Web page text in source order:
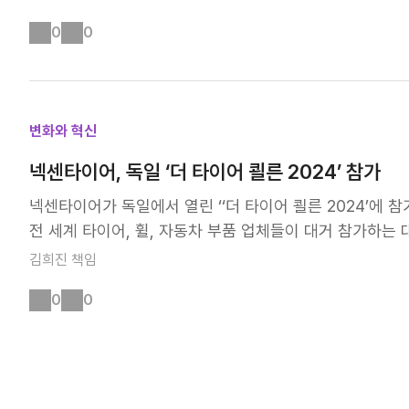
들의 그림으로 꾸며진 작은 갤러리는 모두에게 색다른
센인들에게도 동기부여가 됐을 것 같네요! 잡념은 비우
만, 캔버스에 집중하는 시간 동안은 잠시 일상의 잡념을
됐어요. 그림을 그리는 동안 잡념도 사라지고 릴렉스 했어
대해 주세요💜
직임의 미학'이라는 주제로, 저희 넥센타이어와 디지털
공식 유튜브 채널에서도 감상하실 수 있으니, 꼭 한번 보
입증한 '엔페라 SS01', '엔페라 SW01' 등을 직접 사용하
종대학교 교수님과 협업하여 만든 '엔페라 Sport S'의 증
상을 받은 제품답게, 성능과 디자인 모두 훌륭했습니다.
알 수 있었답니다. VR 기술, 타이어 개발의 효율성을 극
극적으로 활용하고 있는지 보여드릴 수 있었습니다. 저희
간을 절감하고, 글로벌 부서와의 협업 효율성을 높이고
기술뿐만 아니라 AI 기술도 적극적으로 활용하고 있습니
리 잡을 수 있었습니다. 이번 전시는 타이어 디자인과 기
0 0
변화와 혁신
넥센타이어, 독일 ‘더 타이어 쾰른 2024’ 참가
넥센타이어가 독일에서 열린 ‘‘더 타이어 쾰른 2024’에
전 세계 타이어, 휠, 자동차 부품 업체들이 대거 참가하는
로벌 타이어 업체인 넥센타이어도 당연히 전시에 참가했
용 등 총 5개 카테고리에서 8개의 주력 제품을 전시했는
가드 아이스 3’는 국제표준화기구(ISO)로부터 아이스 그
김희진 책임
0 0